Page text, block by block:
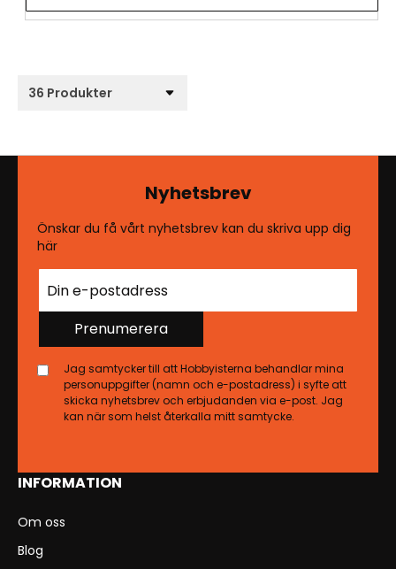
INFORMATION
Om oss
Blog
Nyhetsbrev
Önskar du få vårt nyhetsbrev kan du skriva upp dig
här
Prenumerera
Jag samtycker till att Hobbyisterna behandlar mina
personuppgifter (namn och e-postadress) i syfte att
skicka nyhetsbrev och erbjudanden via e-post. Jag
kan när som helst återkalla mitt samtycke.